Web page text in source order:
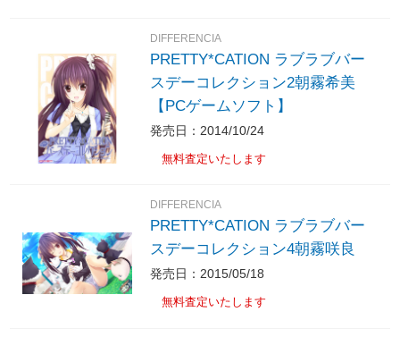
DIFFERENCIA
PRETTY*CATION ラブラブバー
スデーコレクション2朝霧希美
【PCゲームソフト】
発売日：2014/10/24
無料査定いたします
DIFFERENCIA
PRETTY*CATION ラブラブバー
スデーコレクション4朝霧咲良
発売日：2015/05/18
無料査定いたします